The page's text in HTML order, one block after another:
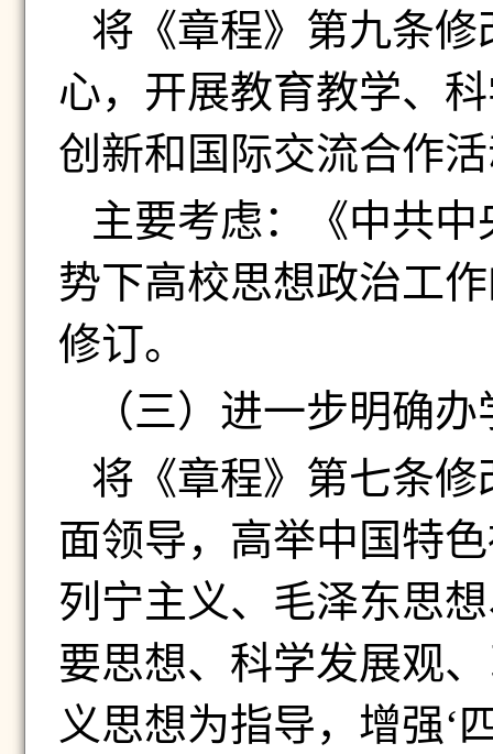
将《章程》第九条
心，开展教育教学、
创新和国际交流合作
主要考虑：《中共
势下高校思想政治工
修订。
（三） 进一步明确办
将《章程》第七条
面领导，高举中国特
列宁主义、毛泽东思
要思想、科学发展观
义思想为指导，增强‘